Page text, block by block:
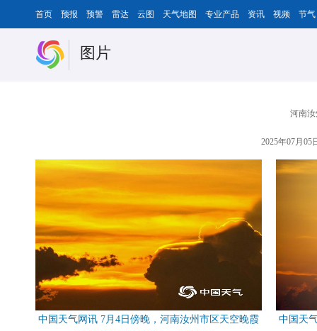
首页 预报 预警 雷达 云图 天气地图 专业产品 资讯 视频 节气
图片
河南
2025年07月05
中国天气网讯 7月4日傍晚，河南汝州市区天空晚霞
中国天